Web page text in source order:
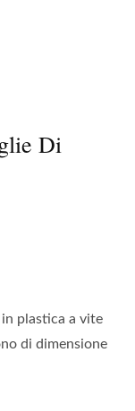
Di
plastica a vite
di dimensione